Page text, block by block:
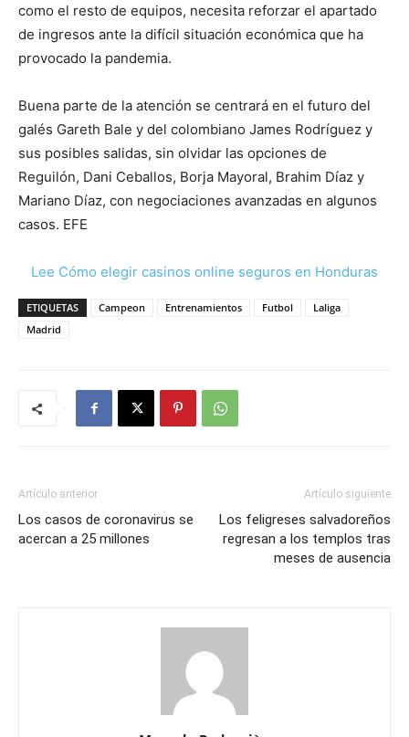
como el resto de equipos, necesita reforzar el apartado
de ingresos ante la difícil situación económica que ha
provocado la pandemia.
Buena parte de la atención se centrará en el futuro del
galés Gareth Bale y del colombiano James Rodríguez y
sus posibles salidas, sin olvidar las opciones de
Reguilón, Dani Ceballos, Borja Mayoral, Brahim Díaz y
Mariano Díaz, con negociaciones avanzadas en algunos
casos. EFE
Lee Cómo elegir casinos online seguros en Honduras
ETIQUETAS Campeon Entrenamientos Futbol
Laliga
Madrid
Artículo anterior
Los casos de coronavirus se
acercan a 25 millones
Artículo siguiente
Los feligreses salvadoreños
regresan a los templos tras
meses de ausencia